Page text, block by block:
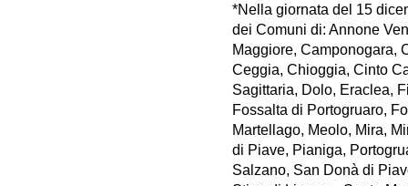
*Nella giornata del 15
dei Comuni di: Annone
Maggiore, Camponogara,
Ceggia, Chioggia, Cinto
Sagittaria, Dolo, Eraclea,
Fossalta di Portogruaro,
Martellago, Meolo, Mira,
di Piave, Pianiga,
Salzano, San Donà di